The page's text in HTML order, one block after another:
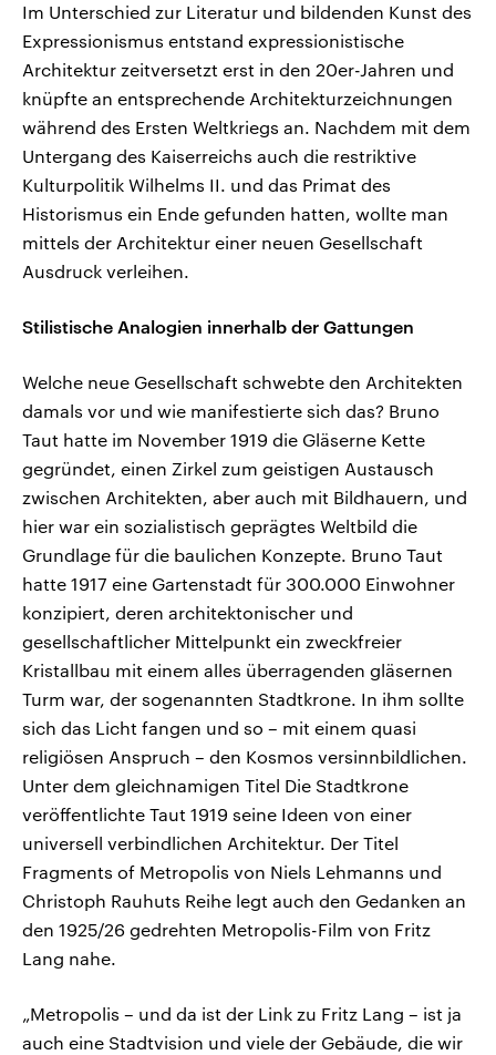
Im Unterschied zur Literatur und bildenden Kunst des
Expressionismus entstand expressionistische
Architektur zeitversetzt erst in den 20er-Jahren und
knüpfte an entsprechende Architekturzeichnungen
während des Ersten Weltkriegs an. Nachdem mit dem
Untergang des Kaiserreichs auch die restriktive
Kulturpolitik Wilhelms II. und das Primat des
Historismus ein Ende gefunden hatten, wollte man
mittels der Architektur einer neuen Gesellschaft
Ausdruck verleihen.
Stilistische Analogien innerhalb der Gattungen
Welche neue Gesellschaft schwebte den Architekten
damals vor und wie manifestierte sich das? Bruno
Taut hatte im November 1919 die Gläserne Kette
gegründet, einen Zirkel zum geistigen Austausch
zwischen Architekten, aber auch mit Bildhauern, und
hier war ein sozialistisch geprägtes Weltbild die
Grundlage für die baulichen Konzepte. Bruno Taut
hatte 1917 eine Gartenstadt für 300.000 Einwohner
konzipiert, deren architektonischer und
gesellschaftlicher Mittelpunkt ein zweckfreier
Kristallbau mit einem alles überragenden gläsernen
Turm war, der sogenannten Stadtkrone. In ihm sollte
sich das Licht fangen und so – mit einem quasi
religiösen Anspruch – den Kosmos versinnbildlichen.
Unter dem gleichnamigen Titel Die Stadtkrone
veröffentlichte Taut 1919 seine Ideen von einer
universell verbindlichen Architektur. Der Titel
Fragments of Metropolis von Niels Lehmanns und
Christoph Rauhuts Reihe legt auch den Gedanken an
den 1925/26 gedrehten Metropolis-Film von Fritz
Lang nahe.
„Metropolis – und da ist der Link zu Fritz Lang – ist ja
auch eine Stadtvision und viele der Gebäude, die wir